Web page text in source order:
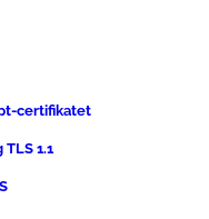
certifikatet
1.1